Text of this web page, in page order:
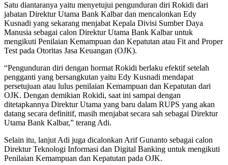
Satu diantaranya yaitu menyetujui pengunduran diri Rokidi dari
jabatan Direktur Utama Bank Kalbar dan mencalonkan Edy
Kusnadi yang sekarang menjabat Kepala Divisi Sumber Daya
Manusia sebagai calon Direktur Utama Bank Kalbar untuk
mengikuti Penilaian Kemampuan dan Kepatutan atau Fit and Proper
Test pada Otoritas Jasa Keuangan (OJK).
“Pengunduran diri dengan hormat Rokidi berlaku efektif setelah
pengganti yang bersangkutan yaitu Edy Kusnadi mendapat
persetujuan atau lulus penilaian Kemampuan dan Kepatutan dari
OJK. Dengan demikian Rokidi, saat ini sampai dengan
ditetapkannya Direktur Utama yang baru dalam RUPS yang akan
datang secara definitif, masih menjabat secara sah sebagai Direktur
Utama Bank Kalbar,” terang Adi.
Selain itu, lanjut Adi juga dicalonkan Arif Gunanto sebagai calon
Direktur Teknologi Informasi dan Digital Banking untuk mengikuti
Penilaian Kemampuan dan Kepatutan pada OJK.